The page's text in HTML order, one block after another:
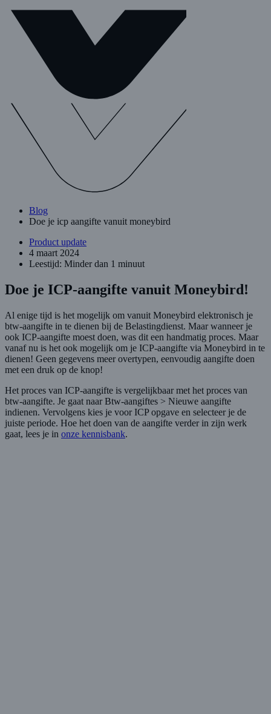
Blog
Doe je icp aangifte vanuit moneybird
Product update
4 maart 2024
Leestijd: Minder dan 1 minuut
Doe je ICP-aangifte vanuit Moneybird!
Al enige tijd is het mogelijk om vanuit Moneybird elektronisch je
btw-aangifte in te dienen bij de Belastingdienst. Maar wanneer je
ook ICP-aangifte moest doen, was dit een handmatig proces. Maar
vanaf nu is het ook mogelijk om je ICP-aangifte via Moneybird in te
dienen! Geen gegevens meer overtypen, eenvoudig aangifte doen
met een druk op de knop!
Het proces van ICP-aangifte is vergelijkbaar met het proces van
btw-aangifte. Je gaat naar Btw-aangiftes > Nieuwe aangifte
indienen. Vervolgens kies je voor ICP opgave en selecteer je de
juiste periode. Hoe het doen van de aangifte verder in zijn werk
gaat, lees je in onze kennisbank.